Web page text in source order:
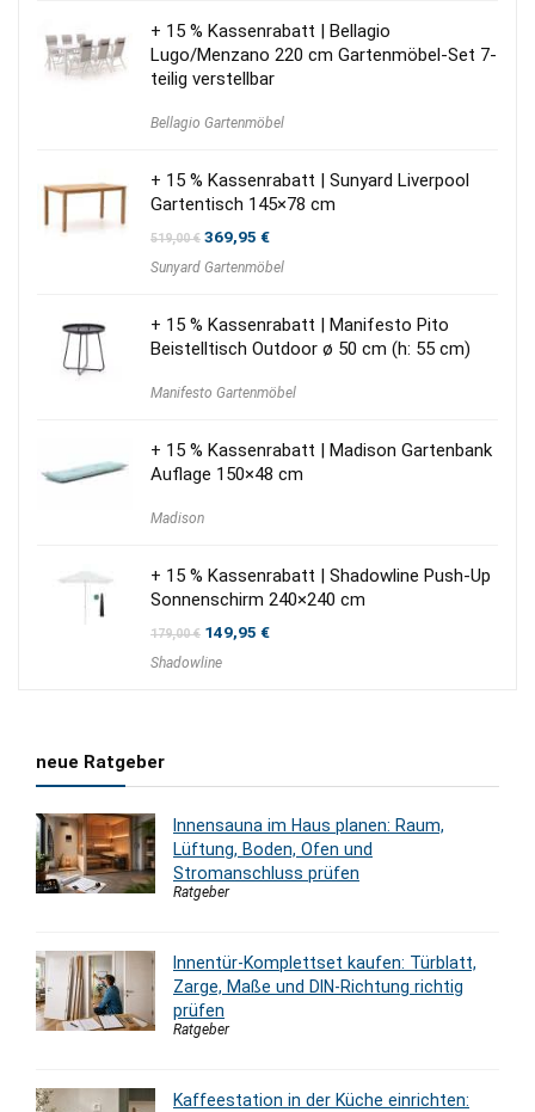
+ 15 % Kassenrabatt | Bellagio
Lugo/Menzano 220 cm Gartenmöbel-Set 7-
teilig verstellbar
Bellagio Gartenmöbel
+ 15 % Kassenrabatt | Sunyard Liverpool
Gartentisch 145×78 cm
519,00€ Ursprünglicher
war:
369,95 €Aktueller
ist:
Sunyard Gartenmöbel
+ 15 % Kassenrabatt | Manifesto Pito
Beistelltisch Outdoor ø 50 cm (h: 55 cm)
Manifesto Gartenmöbel
+ 15 % Kassenrabatt | Madison Gartenbank
Auflage 150×48 cm
Madison
+ 15 % Kassenrabatt | Shadowline Push-Up
Sonnenschirm 240×240 cm
179,00€ Ursprünglicher
war:
149,95 €Aktueller
Shadowline
neue Ratgeber
Innensauna im Haus planen: Raum,
Lüftung, Boden, Ofen und
Stromanschluss prüfen
Ratgeber
Innentür-Komplettset kaufen: Türblatt,
Zarge, Maße und DIN-Richtung richtig
prüfen
Ratgeber
Kaffeestation in der Küche einrichten: